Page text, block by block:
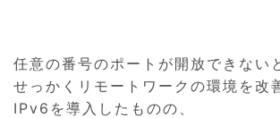
任意の番号のポートが開放できない
せっかくリモートワークの環境を改
IPv6を導入したものの、